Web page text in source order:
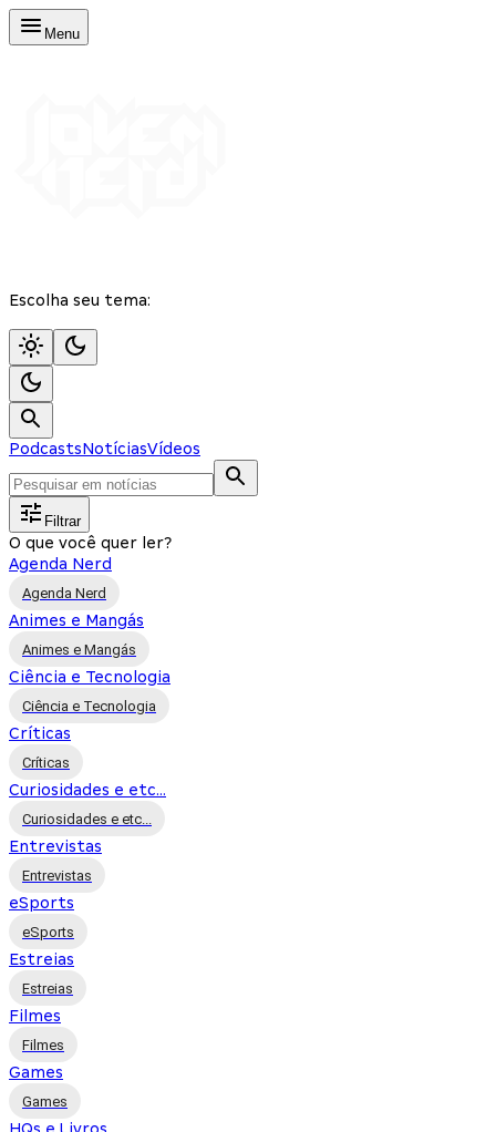
Menu
Escolha seu tema:
PodcastsNotíciasVídeos
Filtrar
O que você quer ler?
Agenda Nerd
Agenda Nerd
Animes e Mangás
Animes e Mangás
Ciência e Tecnologia
Ciência e Tecnologia
Críticas
Críticas
Curiosidades e etc...
Curiosidades e etc...
Entrevistas
Entrevistas
eSports
eSports
Estreias
Estreias
Filmes
Filmes
Games
Games